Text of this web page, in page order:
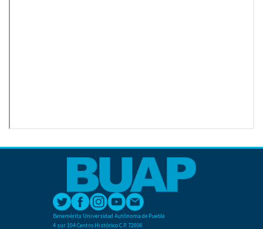
Benemérita Universidad Autónoma de Puebla
4 sur 104 Centro Histórico C.P. 72000